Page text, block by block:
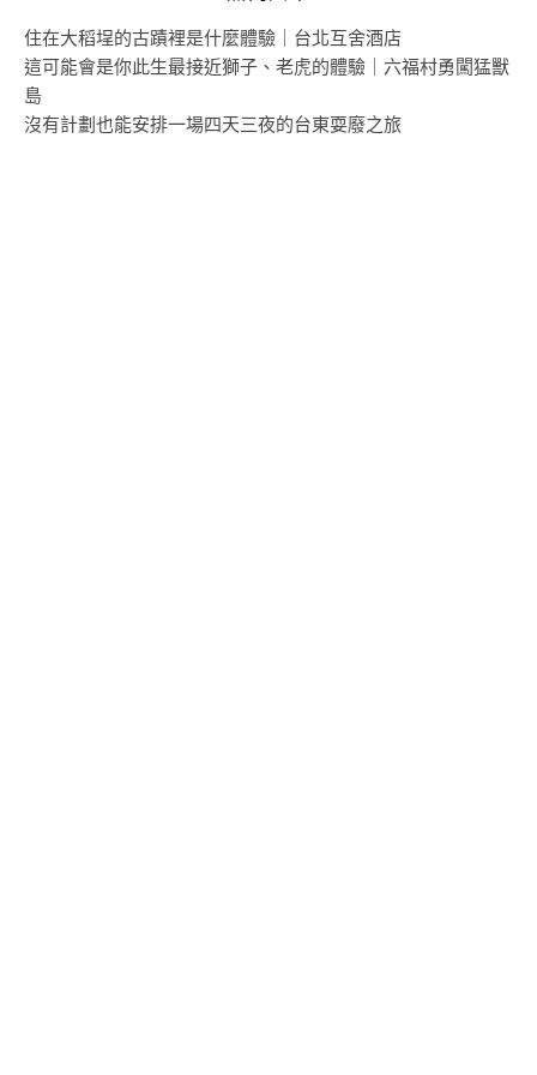
住在大稻埕的古蹟裡是什麼體驗｜台北互舍酒店
這可能會是你此生最接近獅子、老虎的體驗｜六福村勇闖猛獸
島
沒有計劃也能安排一場四天三夜的台東耍廢之旅